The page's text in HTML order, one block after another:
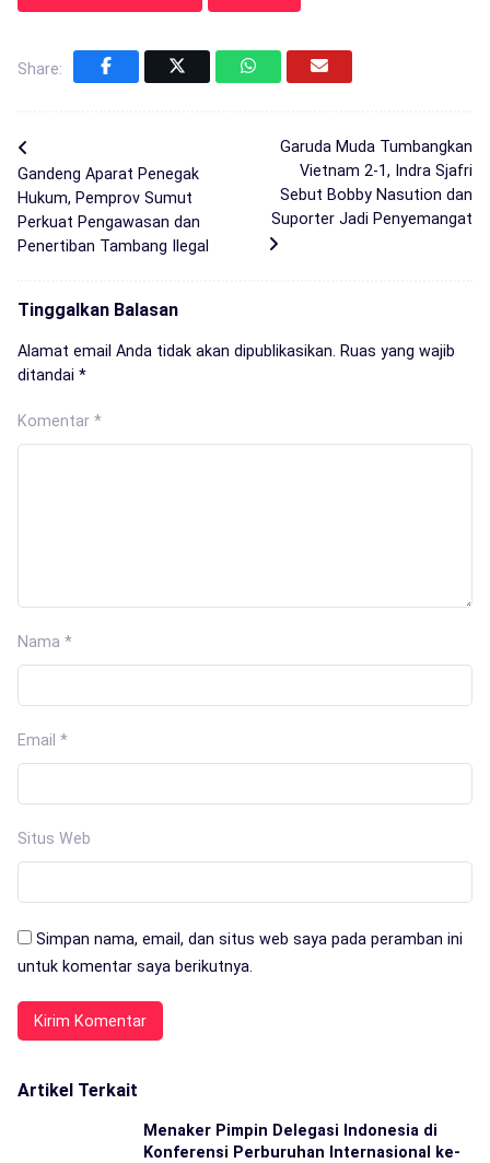
Share:
Gandeng Aparat Penegak
Hukum, Pemprov Sumut
Perkuat Pengawasan dan
Penertiban Tambang Ilegal
Garuda Muda Tumbangkan
Vietnam 2-1, Indra Sjafri
Sebut Bobby Nasution dan
Suporter Jadi Penyemangat
Tinggalkan Balasan
Alamat email Anda tidak akan dipublikasikan.
Ruas yang wajib
ditandai *
Komentar *
Nama *
Email *
Situs Web
Simpan nama, email, dan situs web saya pada peramban ini
untuk komentar saya berikutnya.
Artikel Terkait
Menaker Pimpin Delegasi Indonesia di
Konferensi Perburuhan Internasional ke-